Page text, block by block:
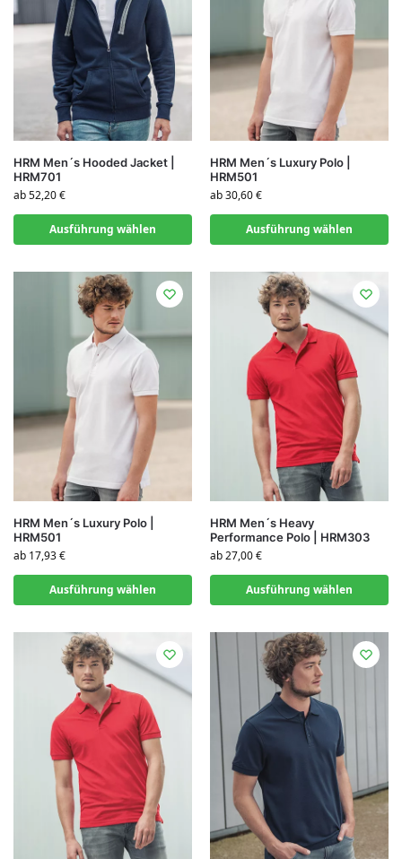
HRM Men´s Hooded Jacket |
HRM701
ab52,20€
Ausführung wählen
HRM Men´s Luxury Polo |
HRM501
ab30,60€
Ausführung wählen
HRM Men´s Luxury Polo |
HRM501
ab 17,93€
Ausführung wählen
HRM Men´s Heavy
Performance Polo | HRM303
ab27,00€
Ausführung wählen